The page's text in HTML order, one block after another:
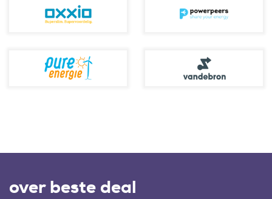
over beste deal